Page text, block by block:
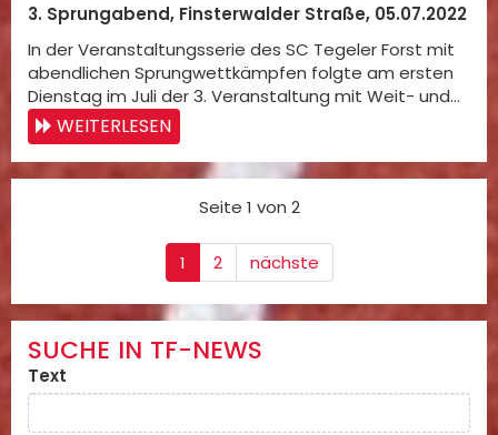
3. Sprungabend, Finsterwalder Straße, 05.07.2022
In der Veranstaltungsserie des SC Tegeler Forst mit
abendlichen Sprungwettkämpfen folgte am ersten
Dienstag im Juli der 3. Veranstaltung mit Weit- und…
WEITERLESEN
Seite 1 von 2
1 2 nächste
SUCHE IN TF-NEWS
Text